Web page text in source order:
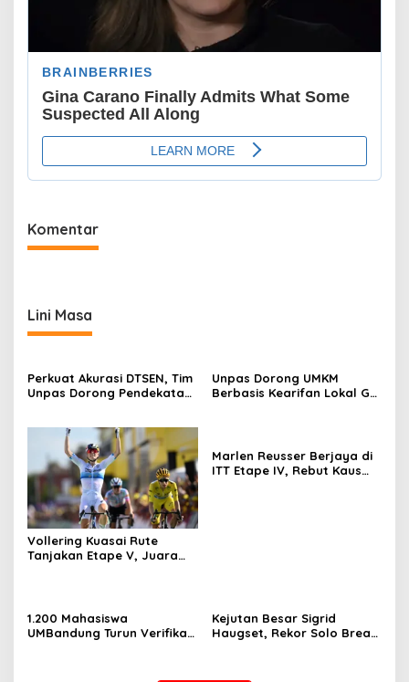
Komentar
Lini Masa
Perkuat Akurasi DTSEN, Tim
Unpas Dorong Pendekatan
Unpas Dorong UMKM
Berbasis Kearifan Lokal Go
Vollering Kuasai Rute
Tanjakan Etape V, Juara
Marlen Reusser Berjaya di
ITT Etape IV, Rebut Kaus
1.200 Mahasiswa
UMBandung Turun Verifikasi
Kejutan Besar Sigrid
Haugset, Rekor Solo Break